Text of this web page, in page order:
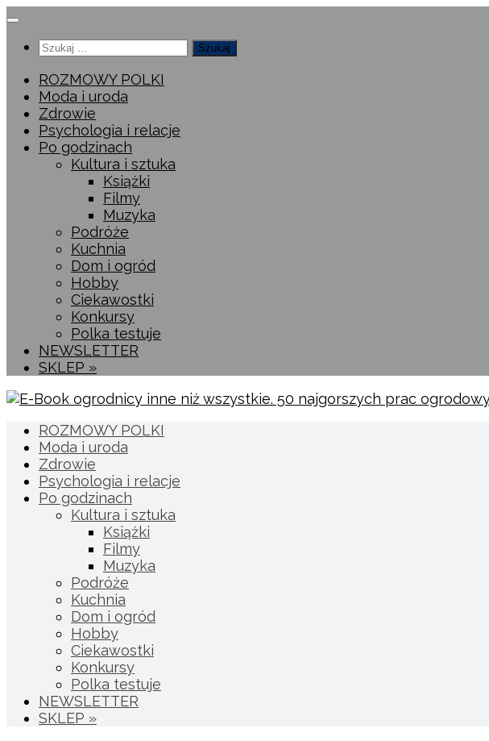
Przeskocz
treściSzukaj:
ROZMOWY POLKI
Moda i uroda
Zdrowie
Psychologia i relacje
Po godzinach
Kultura i sztuka
Książki
Filmy
Muzyka
Podróże
Kuchnia
Dom i ogród
Hobby
Ciekawostki
Konkursy
Polka testuje
NEWSLETTER
SKLEP »
ROZMOWY POLKI
Moda i uroda
Zdrowie
Psychologia i relacje
Po godzinach
Kultura i sztuka
Książki
Filmy
Muzyka
Podróże
Kuchnia
Dom i ogród
Hobby
Ciekawostki
Konkursy
Polka testuje
NEWSLETTER
SKLEP »